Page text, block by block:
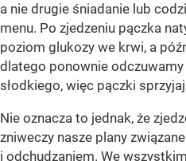
a nie drugie śniadanie lub
menu. Po zjedzeniu pączka
poziom glukozy we krwi, a
dlatego ponownie
słodkiego, więc pączki
Nie oznacza to jednak, że
zniweczy nasze plany
i odchudzaniem. We